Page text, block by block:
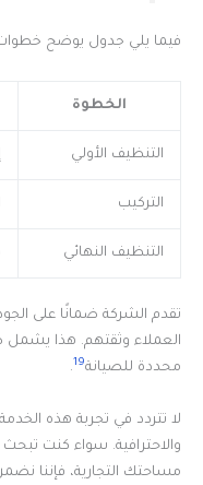
فيما يلي جدول يوضح خطوات
الخطوة
التنظيف الأولي
التركيب
التنظيف النهائي
تقدم الشركة ضمانًا على
العملاء وثقتهم. هذا يشمل
محددة للصيانة19
.
لا تتردد في تجربة هذه
والاحترافية. سواء كنت
مساحتك التجارية، فإننا